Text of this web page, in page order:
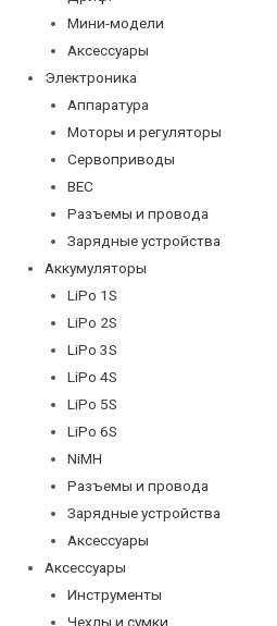
Мини-модели
Аксессуары
Электроника
Аппаратура
Моторы и регуляторы
Сервоприводы
BEC
Разъемы и провода
Зарядные устройства
Аккумуляторы
LiPo 1S
LiPo 2S
LiPo 3S
LiPo 4S
LiPo 5S
LiPo 6S
NiMH
Разъемы и провода
Зарядные устройства
Аксессуары
Аксессуары
Инструменты
Чехлы и сумки